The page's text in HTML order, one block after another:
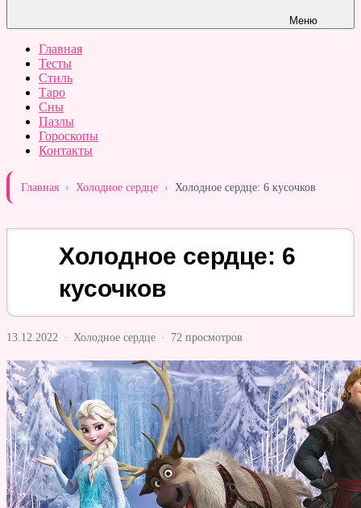
Меню
Главная
Тесты
Стиль
Таро
Сны
Пазлы
Гороскопы
Контакты
Главная › Холодное сердце › Холодное сердце: 6 кусочков
Холодное сердце: 6
кусочков
13.12.2022 · Холодное сердце · 72 просмотров